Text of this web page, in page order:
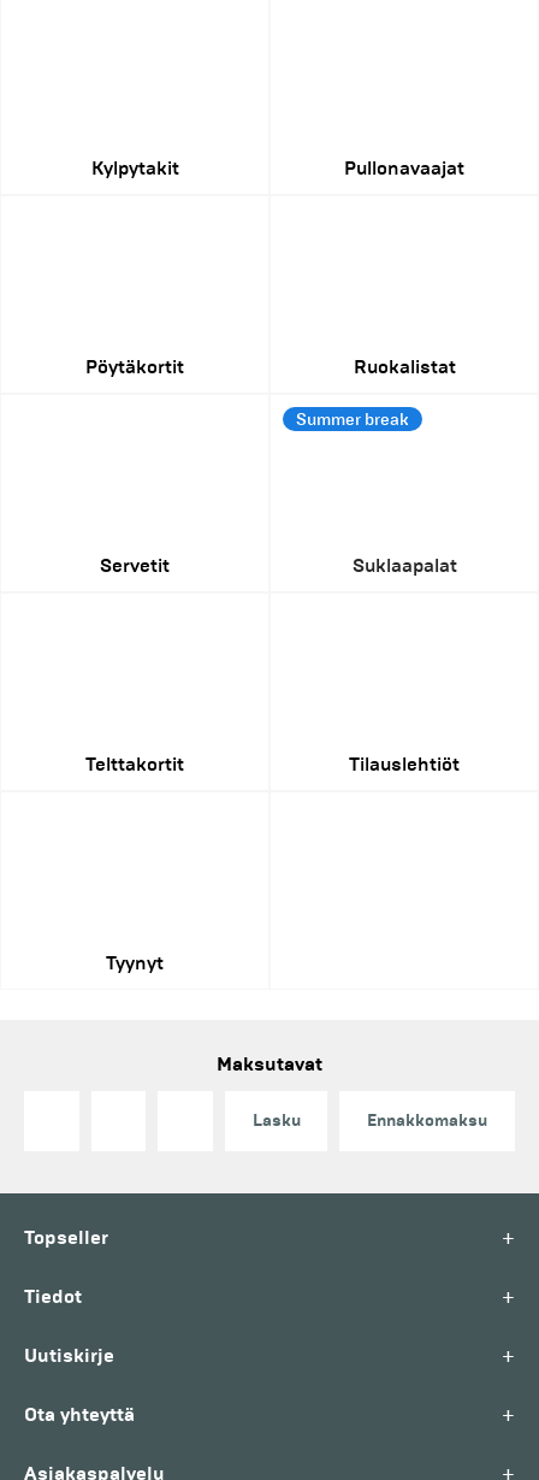
Kylpytakit Pullonavaajat
Pöytäkortit Ruokalistat
Servetit
Summer break
Suklaapalat
Telttakortit Tilauslehtiöt
Tyynyt
Maksutavat
Lasku Ennakkomaksu
Topseller +
Tiedot +
Uutiskirje +
Ota yhteyttä +
Asiakaspalvelu +